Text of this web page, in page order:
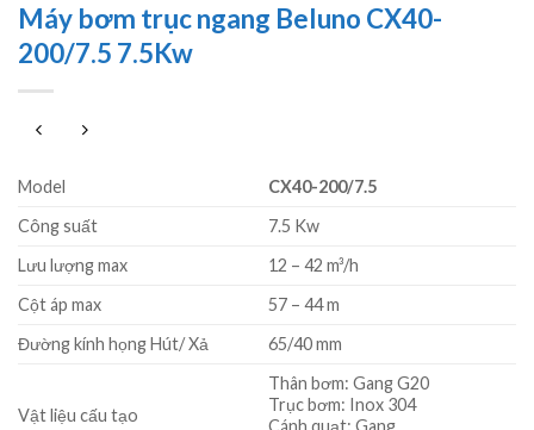
Máy bơm trục ngang Beluno CX40-
200/7.5 7.5Kw
Model
CX40-200/7.5
Công suất
7.5 Kw
Lưu lượng max
12 – 42 m³/h
Cột áp max
57 – 44 m
Đường kính họng Hút/ Xả
65/40 mm
Vật liệu cấu tạo
Thân bơm: Gang G20
Trục bơm: Inox 304